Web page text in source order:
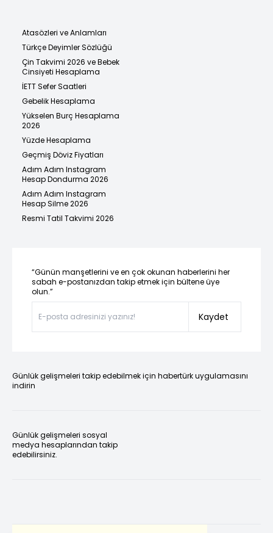
Atasözleri ve Anlamları
Türkçe Deyimler Sözlüğü
Çin Takvimi 2026 ve Bebek
Cinsiyeti Hesaplama
İETT Sefer Saatleri
Gebelik Hesaplama
Yükselen Burç Hesaplama
2026
Yüzde Hesaplama
Geçmiş Döviz Fiyatları
Adım Adım Instagram
Hesap Dondurma 2026
Adım Adım Instagram
Hesap Silme 2026
Resmi Tatil Takvimi 2026
“Günün manşetlerini ve en çok okunan haberlerini her
sabah e-postanızdan takip etmek için bültene üye
olun.”
Kaydet
Günlük gelişmeleri takip edebilmek için habertürk uygulamasını
indirin
Günlük gelişmeleri sosyal
medya hesaplarından takip
edebilirsiniz.